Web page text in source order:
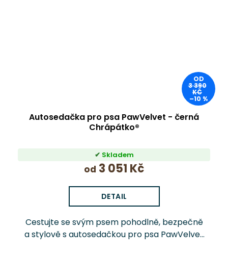
OD
3 390
KČ
–10 %
Autosedačka pro psa PawVelvet - černá
Chrápátko®
Skladem
od 3 051 Kč
DETAIL
Cestujte se svým psem pohodlně, bezpečně
a stylově s autosedačkou pro psa PawVelvet